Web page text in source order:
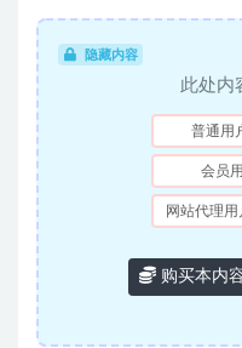
隐藏内容
此处内
普通用
会员
网站代理用
购买本内